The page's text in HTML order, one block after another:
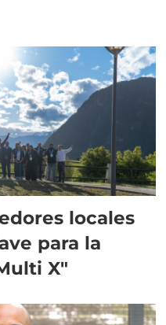
locales
para la
X"